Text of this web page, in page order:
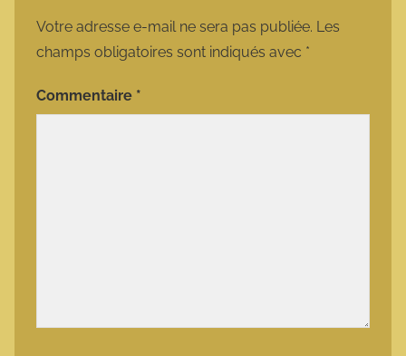
Votre adresse e-mail ne sera pas publiée. Les
champs obligatoires sont indiqués avec *
Commentaire *